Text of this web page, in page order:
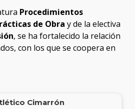
Procedimientos
de Obra y de la electiva
, se ha fortalecido la relación
con los que se coopera en
Cimarrón